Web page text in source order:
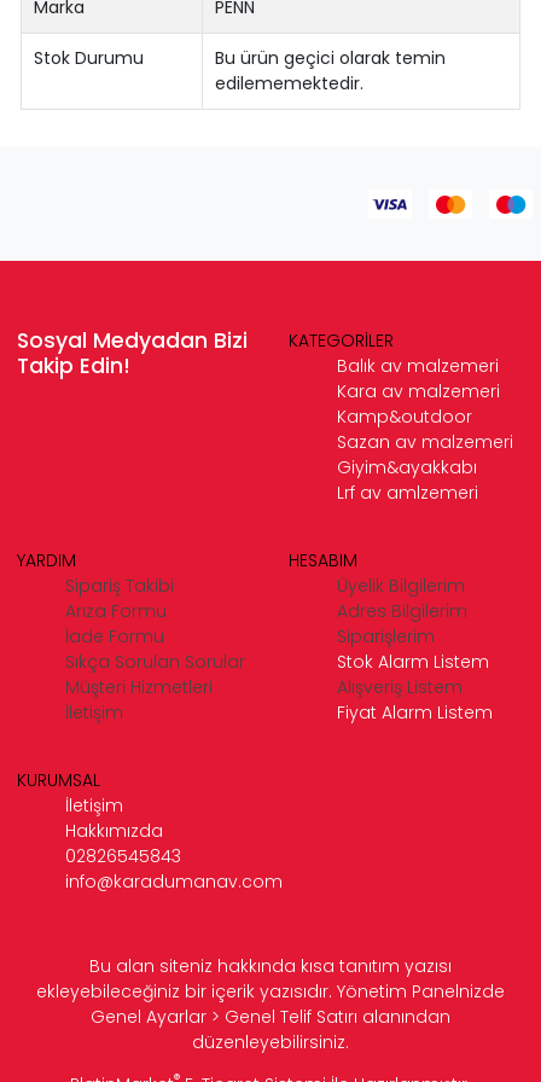
Marka PENN
Stok Durumu
Bu ürün geçici olarak temin
edilememektedir.
Sosyal Medyadan Bizi
Takip Edin!
KATEGORİLER
Balık av malzemeri
Kara av malzemeri
Kamp&outdoor
Sazan av malzemeri
Giyim&ayakkabı
Lrf av amlzemeri
YARDIM
Sipariş Takibi
Arıza Formu
İade Formu
Sıkça Sorulan Sorular
Müşteri Hizmetleri
İletişim
HESABIM
Üyelik Bilgilerim
Adres Bilgilerim
Siparişlerim
Stok Alarm Listem
Alışveriş Listem
Fiyat Alarm Listem
KURUMSAL
İletişim
Hakkımızda
02826545843
info@karadumanav.com
Bu alan siteniz hakkında kısa tanıtım yazısı
ekleyebileceğiniz bir içerik yazısıdır. Yönetim Panelnizde
Genel Ayarlar > Genel Telif Satırı alanından
düzenleyebilirsiniz.